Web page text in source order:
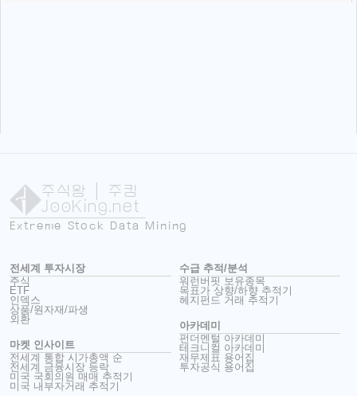
주식왕 | 주킹
JooKing.net
Extreme Stock Data Mining
전세계 투자시장
주식
ETF
인덱스
상품/원자재/파생
외환
마켓 인사이트
전세계 통합 시가총액 순
전세계 금융시장 등락
미국 국회의원 매매 추적기
미국 내부자거래 추적기
수급 추적/분석
워런버핏 보유종목
목표가 상향/하향 추적기
헤지펀드 거래 추적기
아카데미
펀더멘털 아카데미
테크니컬 아카데미
재무제표 용어집
투자공식 용어집